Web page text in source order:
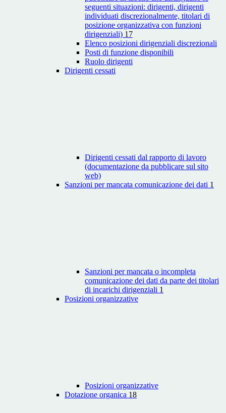
seguenti situazioni: dirigenti, dirigenti
individuati discrezionalmente, titolari di
posizione organizzativa con funzioni
dirigenziali) 17
Elenco posizioni dirigenziali discrezionali
Posti di funzione disponibili
Ruolo dirigenti
Dirigenti cessati
Dirigenti cessati dal rapporto di lavoro
(documentazione da pubblicare sul sito
web)
Sanzioni per mancata comunicazione dei dati 1
Sanzioni per mancata o incompleta
comunicazione dei dati da parte dei titolari
di incarichi dirigenziali 1
Posizioni organizzative
Posizioni organizzative
Dotazione organica 18